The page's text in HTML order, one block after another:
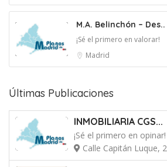
M.A. Belinchón – Des..
¡Sé el primero en valorar!
Madrid
Últimas Publicaciones
INMOBILIARIA CGS...
¡Sé el primero en opinar!
Calle Capitán Luque,